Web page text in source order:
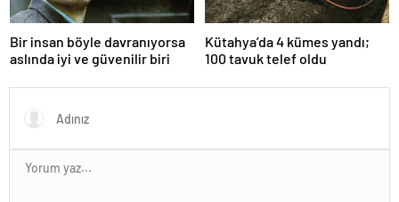
Bir insan böyle davranıyorsa
aslında iyi ve güvenilir biri
Kütahya’da 4 kümes yandı;
100 tavuk telef oldu